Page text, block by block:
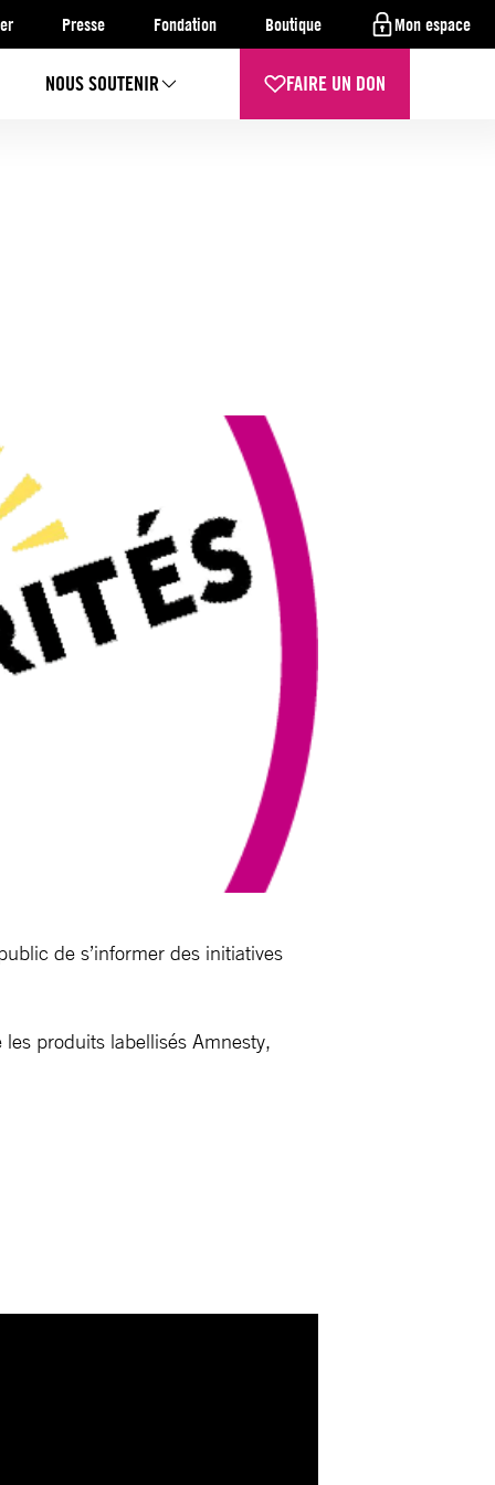
Presse Fondation Boutique Mon espace
NOUS SOUTENIR FAIRE UN DON
de s’informer des initiatives
produits labellisés Amnesty,